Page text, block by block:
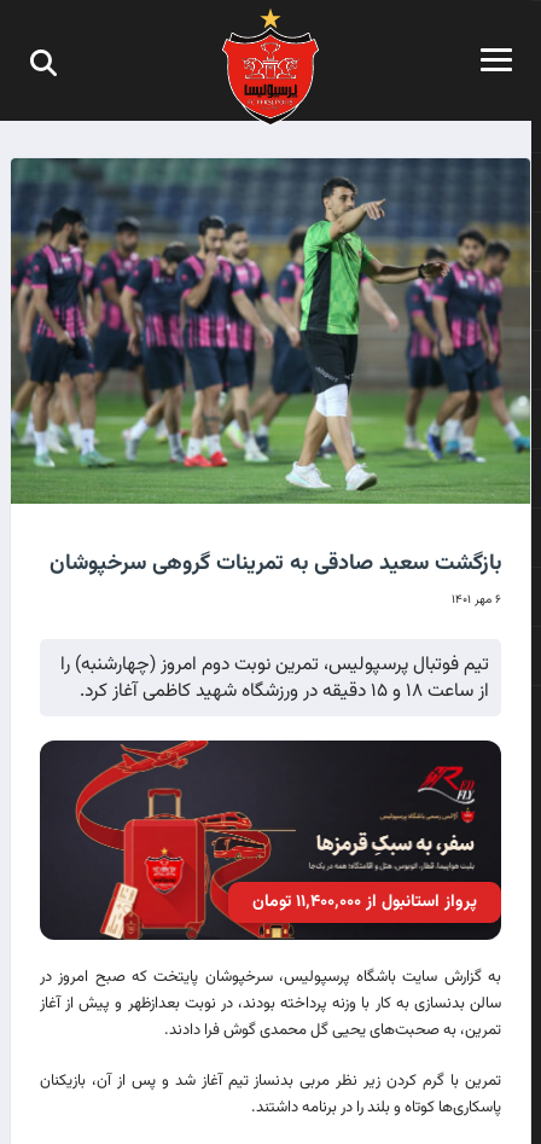
بازگشت سعید صادقی به تمرینات گروهی سرخپوشان
۶ مهر ۱۴۰۱
تیم فوتبال پرسپولیس، تمرین نوبت دوم امروز (چهارشنبه) را
از ساعت ۱۸ و ۱۵ دقیقه در ورزشگاه شهید کاظمی آغاز کرد.
پرواز استانبول از ۱۱٬۴۰۰٬۰۰۰ تومان
به گزارش سایت باشگاه پرسپولیس، سرخپوشان پایتخت که صبح امروز در
سالن بدنسازی به کار با وزنه پرداخته بودند، در نوبت بعدازظهر و پیش از آغاز
تمرین، به صحبت‌های یحیی گل محمدی گوش فرا دادند.
تمرین با گرم کردن زیر نظر مربی بدنساز تیم آغاز شد و پس از آن، بازیکنان
پاسکاری‌ها کوتاه و بلند را در برنامه داشتند.